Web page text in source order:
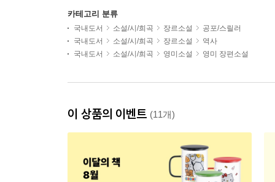
카테고리 분류
국내도서 소설/시/희곡 장르소설
공포/스릴러
국내도서
소설/시/희곡 장르소설
역사
국내도서
소설/시/희곡 영미소설 영미 장편소설
이 상품의 이벤트 (11개)